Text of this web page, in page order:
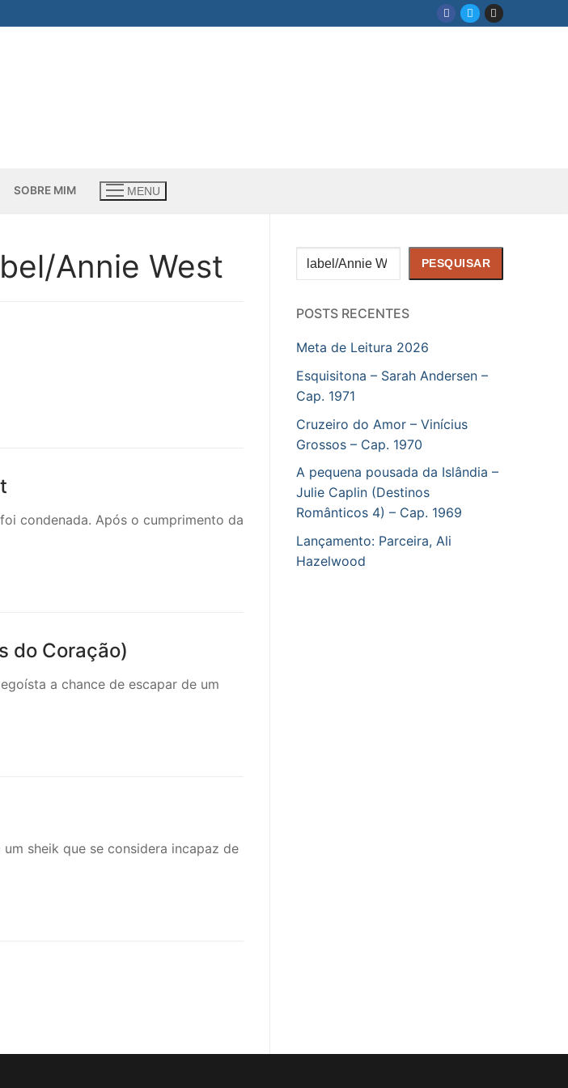
SOBRE MIM MENU
Annie West
condenada. Após o cumprimento da
do Coração)
a chance de escapar de um
sheik que se considera incapaz de
Pesquisar PESQUISAR
POSTS RECENTES
Meta de Leitura 2026
Esquisitona – Sarah Andersen –
Cap. 1971
Cruzeiro do Amor – Vinícius
Grossos – Cap. 1970
A pequena pousada da Islândia –
Julie Caplin (Destinos
Românticos 4) – Cap. 1969
Lançamento: Parceira, Ali
Hazelwood